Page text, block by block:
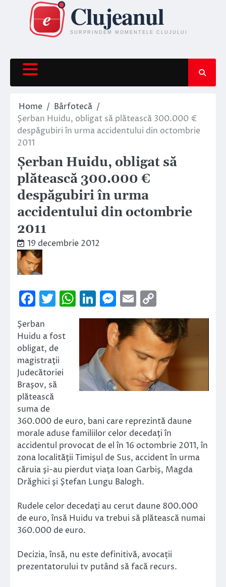
content
Home
Bârfotecă
Şerban Huidu, obligat să plătească 300.000 €
despăgubiri în urma accidentului din octombrie
2011
Şerban Huidu, obligat să
plătească 300.000 €
despăgubiri în urma
accidentului din octombrie
2011
19 decembrie 2012
Facebook
Twitter
WhatsApp
LinkedIn
Messenger
Email
Link
Şerban
Huidu a fost
obligat, de
magistraţii
Judecătoriei
Braşov, să
plătească
suma de
360.000 de euro, bani care reprezintă daune
morale aduse familiilor celor decedaţi în
accidentul provocat de el în 16 octombrie 2011, în
zona localităţii Timişul de Sus, accident în urma
căruia şi-au pierdut viaţa Ioan Garbiş, Magda
Drăghici şi Ştefan Lungu Balogh.
Rudele celor decedaţi au cerut daune 800.000
de euro, însă Huidu va trebui să plătească numai
360.000 de euro.
Decizia, însă, nu este definitivă, avocații
prezentatorului tv putând să facă recurs.